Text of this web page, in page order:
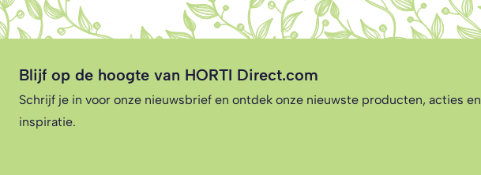
Blijf op de hoogte van HORTI Direct.com
Schrijf je in voor onze nieuwsbrief en ontdek onze nieuwste producten, acties en
inspiratie.